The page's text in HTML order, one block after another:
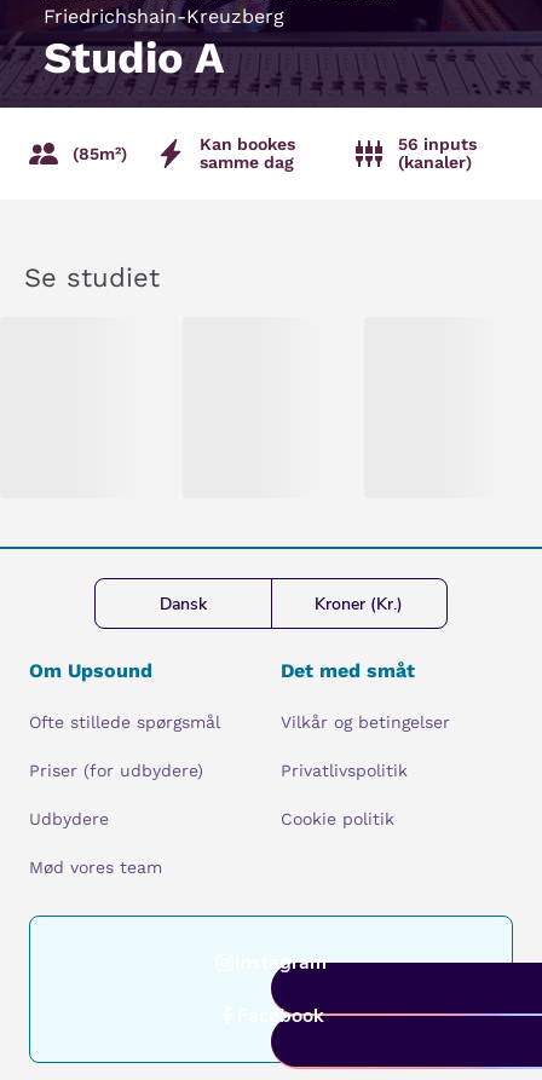
Studio A
Friedrichshain-Kreuzberg
(85m²)
Kan bookes
samme dag
56 inputs
(kanaler)
Se studiet
Dansk Kroner (Kr.)
Om Upsound
Ofte stillede spørgsmål
Priser (for udbydere)
Udbydere
Mød vores team
Det med småt
Vilkår og betingelser
Privatlivspolitik
Cookie politik
Instagram
Facebook